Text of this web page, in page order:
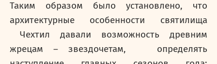
Таким образом было установлено, что
архитектурные особенности святилища
Чехтил давали возможность древним
жрецам – звездочетам, определять